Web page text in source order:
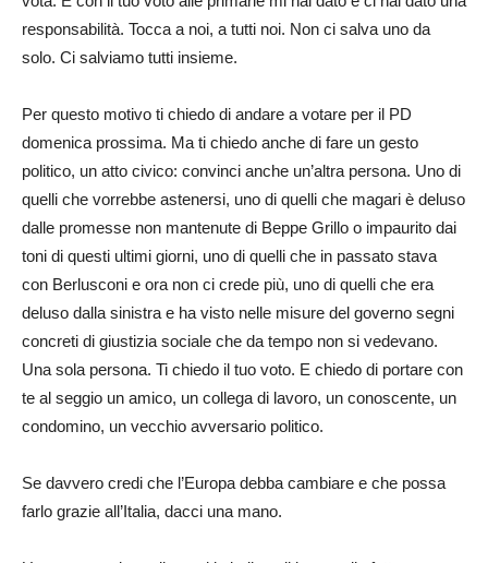
responsabilità. Tocca a noi, a tutti noi. Non ci salva uno da
solo. Ci salviamo tutti insieme.
Per questo motivo ti chiedo di andare a votare per il PD
domenica prossima. Ma ti chiedo anche di fare un gesto
politico, un atto civico: convinci anche un’altra persona. Uno di
quelli che vorrebbe astenersi, uno di quelli che magari è deluso
dalle promesse non mantenute di Beppe Grillo o impaurito dai
toni di questi ultimi giorni, uno di quelli che in passato stava
con Berlusconi e ora non ci crede più, uno di quelli che era
deluso dalla sinistra e ha visto nelle misure del governo segni
concreti di giustizia sociale che da tempo non si vedevano.
Una sola persona. Ti chiedo il tuo voto. E chiedo di portare con
te al seggio un amico, un collega di lavoro, un conoscente, un
condomino, un vecchio avversario politico.
Se davvero credi che l’Europa debba cambiare e che possa
farlo grazie all’Italia, dacci una mano.